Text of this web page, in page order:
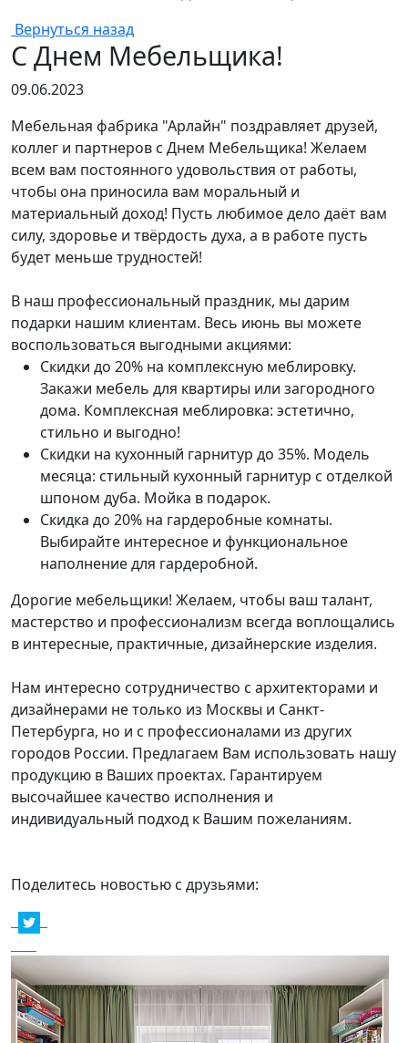
Вернуться назад
С Днем Мебельщика!
09.06.2023
Мебельная фабрика "Арлайн" поздравляет друзей,
коллег и партнеров с Днем Мебельщика! Желаем
всем вам постоянного удовольствия от работы,
чтобы она приносила вам моральный и
материальный доход! Пусть любимое дело даёт вам
силу, здоровье и твёрдость духа, а в работе пусть
будет меньше трудностей!
В наш профессиональный праздник, мы дарим
подарки нашим клиентам. Весь июнь вы можете
воспользоваться выгодными акциями:
Скидки до 20% на комплексную меблировку.
Закажи мебель для квартиры или загородного
дома. Комплексная меблировка: эстетично,
стильно и выгодно!
Скидки на кухонный гарнитур до 35%. Модель
месяца: стильный кухонный гарнитур с отделкой
шпоном дуба. Мойка в подарок.
Скидка до 20% на гардеробные комнаты.
Выбирайте интересное и функциональное
наполнение для гардеробной.
Дорогие мебельщики! Желаем, чтобы ваш талант,
мастерство и профессионализм всегда воплощались
в интересные, практичные, дизайнерские изделия.
Нам интересно сотрудничество с архитекторами и
дизайнерами не только из Москвы и Санкт-
Петербурга, но и с профессионалами из других
городов России. Предлагаем Вам использовать нашу
продукцию в Ваших проектах. Гарантируем
высочайшее качество исполнения и
индивидуальный подход к Вашим пожеланиям.
Поделитесь новостью с друзьями: